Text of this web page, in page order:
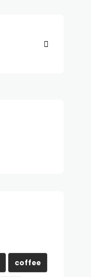
coffee